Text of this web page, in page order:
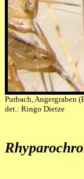
Purbach, Angergraben
det.: Ringo Dietze